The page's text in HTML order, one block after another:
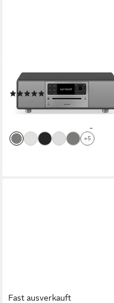
SONORO
PRESTIGE Kompaktanlage
(7)
26,10 €mtl. in 48 Raten
+5
Fast ausverkauft